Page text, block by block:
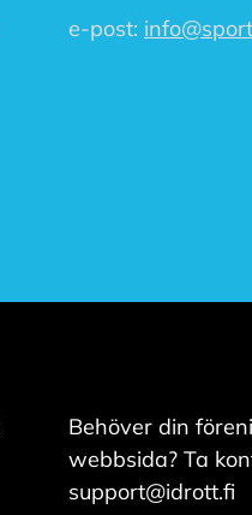
e-post:
Behöver din
webbsida? Ta
support@idrott.fi